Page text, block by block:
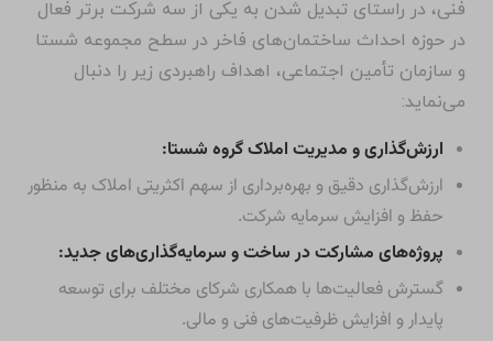
فنی، در راستای تبدیل شدن به یکی از سه شرکت برتر فعال
در حوزه احداث ساختمان‌های فاخر در سطح مجموعه شستا
و سازمان تأمین اجتماعی، اهداف راهبردی زیر را دنبال
می‌نماید:
ارزش‌گذاری و مدیریت املاک گروه شستا:
ارزش‌گذاری دقیق و بهره‌برداری از سهم اکثریتی املاک به منظور
حفظ و افزایش سرمایه شرکت.
پروژه‌های مشارکت در ساخت و سرمایه‌گذاری‌های جدید:
گسترش فعالیت‌ها با همکاری شرکای مختلف برای توسعه
پایدار و افزایش ظرفیت‌های فنی و مالی.